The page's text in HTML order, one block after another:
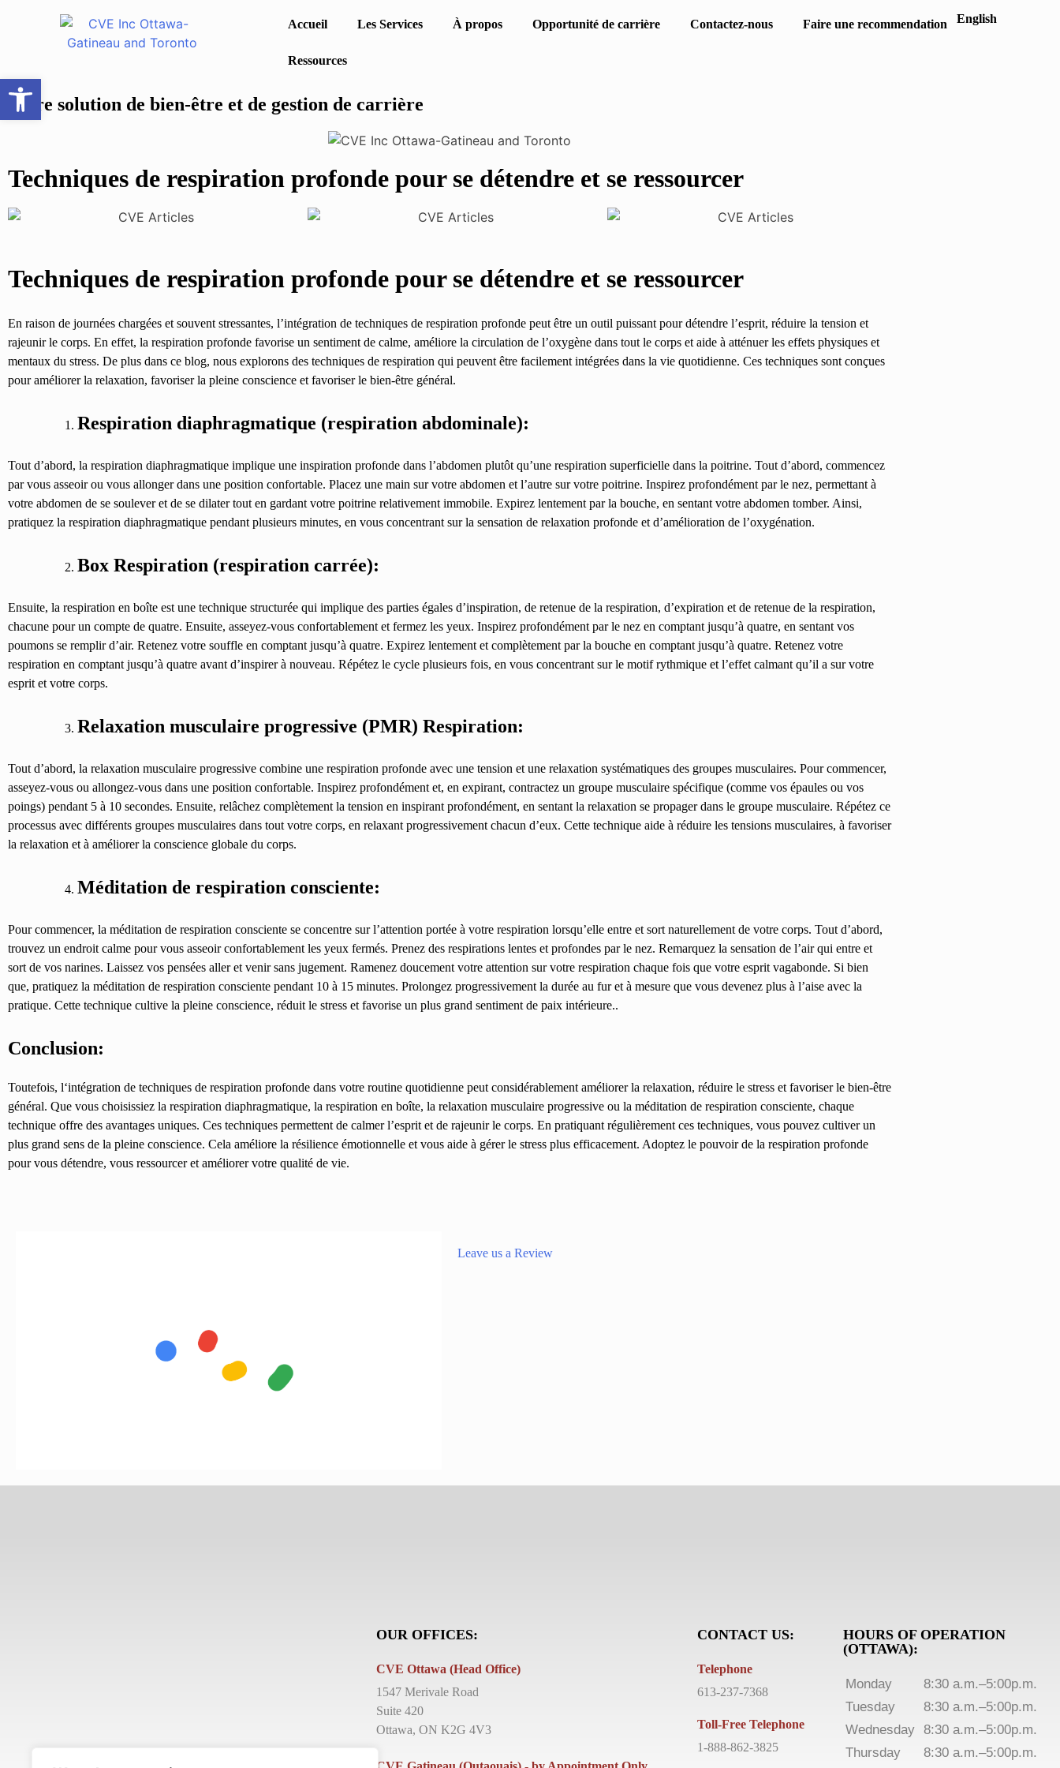
English
Accueil Les Services À propos Opportunité de carrière Contactez-nous Faire une recommendation
Ressources
Votre solution de bien-être et de gestion de carrière
Techniques de respiration profonde pour se détendre et se ressourcer
Techniques de respiration profonde pour se détendre et se ressourcer
En raison de journées chargées et souvent stressantes, l’intégration de techniques de respiration profonde peut être un outil puissant pour détendre l’esprit, réduire la tension et
rajeunir le corps. En effet, la respiration profonde favorise un sentiment de calme, améliore la circulation de l’oxygène dans tout le corps et aide à atténuer les effets physiques et
mentaux du stress. De plus dans ce blog, nous explorons des techniques de respiration qui peuvent être facilement intégrées dans la vie quotidienne. Ces techniques sont conçues
pour améliorer la relaxation, favoriser la pleine conscience et favoriser le bien-être général.
Respiration diaphragmatique (respiration abdominale):
Tout d’abord, la respiration diaphragmatique implique une inspiration profonde dans l’abdomen plutôt qu’une respiration superficielle dans la poitrine. Tout d’abord, commencez
par vous asseoir ou vous allonger dans une position confortable. Placez une main sur votre abdomen et l’autre sur votre poitrine. Inspirez profondément par le nez, permettant à
votre abdomen de se soulever et de se dilater tout en gardant votre poitrine relativement immobile. Expirez lentement par la bouche, en sentant votre abdomen tomber. Ainsi,
pratiquez la respiration diaphragmatique pendant plusieurs minutes, en vous concentrant sur la sensation de relaxation profonde et d’amélioration de l’oxygénation.
Box Respiration (respiration carrée):
Ensuite, la respiration en boîte est une technique structurée qui implique des parties égales d’inspiration, de retenue de la respiration, d’expiration et de retenue de la respiration,
chacune pour un compte de quatre. Ensuite, asseyez-vous confortablement et fermez les yeux. Inspirez profondément par le nez en comptant jusqu’à quatre, en sentant vos
poumons se remplir d’air. Retenez votre souffle en comptant jusqu’à quatre. Expirez lentement et complètement par la bouche en comptant jusqu’à quatre. Retenez votre
respiration en comptant jusqu’à quatre avant d’inspirer à nouveau. Répétez le cycle plusieurs fois, en vous concentrant sur le motif rythmique et l’effet calmant qu’il a sur votre
esprit et votre corps.
Relaxation musculaire progressive (PMR) Respiration:
Tout d’abord, la relaxation musculaire progressive combine une respiration profonde avec une tension et une relaxation systématiques des groupes musculaires. Pour commencer,
asseyez-vous ou allongez-vous dans une position confortable. Inspirez profondément et, en expirant, contractez un groupe musculaire spécifique (comme vos épaules ou vos
poings) pendant 5 à 10 secondes. Ensuite, relâchez complètement la tension en inspirant profondément, en sentant la relaxation se propager dans le groupe musculaire. Répétez ce
processus avec différents groupes musculaires dans tout votre corps, en relaxant progressivement chacun d’eux. Cette technique aide à réduire les tensions musculaires, à favoriser
la relaxation et à améliorer la conscience globale du corps.
Méditation de respiration consciente:
Pour commencer, la méditation de respiration consciente se concentre sur l’attention portée à votre respiration lorsqu’elle entre et sort naturellement de votre corps. Tout d’abord,
trouvez un endroit calme pour vous asseoir confortablement les yeux fermés. Prenez des respirations lentes et profondes par le nez. Remarquez la sensation de l’air qui entre et
sort de vos narines. Laissez vos pensées aller et venir sans jugement. Ramenez doucement votre attention sur votre respiration chaque fois que votre esprit vagabonde. Si bien
que, pratiquez la méditation de respiration consciente pendant 10 à 15 minutes. Prolongez progressivement la durée au fur et à mesure que vous devenez plus à l’aise avec la
pratique. Cette technique cultive la pleine conscience, réduit le stress et favorise un plus grand sentiment de paix intérieure..
Conclusion:
Toutefois, l‘intégration de techniques de respiration profonde dans votre routine quotidienne peut considérablement améliorer la relaxation, réduire le stress et favoriser le bien-être
général. Que vous choisissiez la respiration diaphragmatique, la respiration en boîte, la relaxation musculaire progressive ou la méditation de respiration consciente, chaque
technique offre des avantages uniques. Ces techniques permettent de calmer l’esprit et de rajeunir le corps. En pratiquant régulièrement ces techniques, vous pouvez cultiver un
plus grand sens de la pleine conscience. Cela améliore la résilience émotionnelle et vous aide à gérer le stress plus efficacement. Adoptez le pouvoir de la respiration profonde
pour vous détendre, vous ressourcer et améliorer votre qualité de vie.
Leave us a Review
OUR OFFICES:
CVE Ottawa (Head Office)
1547 Merivale Road
Suite 420
Ottawa, ON K2G 4V3
CONTACT US:
Telephone
613-237-7368
Toll-Free Telephone
1-888-862-3825
HOURS OF OPERATION
(OTTAWA):
Monday
8:30 a.m.–5:00p.m.
Tuesday
8:30 a.m.–5:00p.m.
Wednesday 8:30 a.m.–5:00p.m.
Thursday
8:30 a.m.–5:00p.m.
Ouvrir la barre d’outils